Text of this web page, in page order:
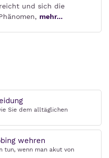
und sich die
mehr...
Sie dem alltäglichen
wehren
tun, wenn man akut von